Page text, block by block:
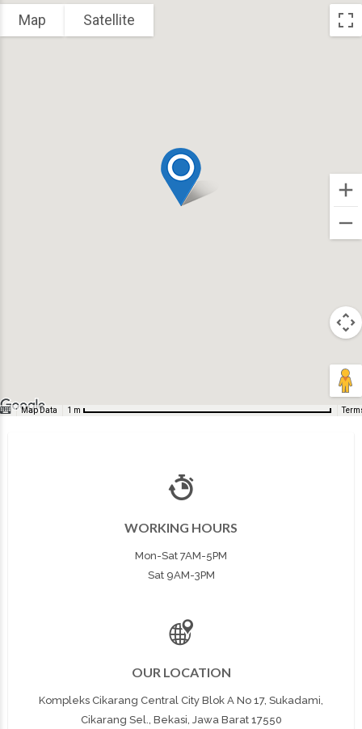
Map Satellite
Map Data 1 m
WORKING HOURS
Mon-Sat 7AM-5PM
Sat 9AM-3PM
OUR LOCATION
Kompleks Cikarang Central City Blok A No 17, Sukadami,
Cikarang Sel., Bekasi, Jawa Barat 17550